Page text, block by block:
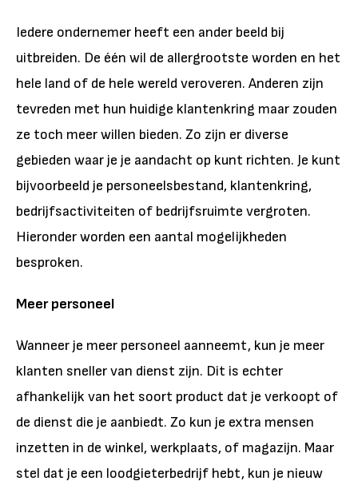
Iedere ondernemer heeft een ander beeld bij
uitbreiden. De één wil de allergrootste worden en het
hele land of de hele wereld veroveren. Anderen zijn
tevreden met hun huidige klantenkring maar zouden
ze toch meer willen bieden. Zo zijn er diverse
gebieden waar je je aandacht op kunt richten. Je kunt
bijvoorbeeld je personeelsbestand, klantenkring,
bedrijfsactiviteiten of bedrijfsruimte vergroten.
Hieronder worden een aantal mogelijkheden
besproken.
Meer personeel
Wanneer je meer personeel aanneemt, kun je meer
klanten sneller van dienst zijn. Dit is echter
afhankelijk van het soort product dat je verkoopt of
de dienst die je aanbiedt. Zo kun je extra mensen
inzetten in de winkel, werkplaats, of magazijn. Maar
stel dat je een loodgieterbedrijf hebt, kun je nieuw